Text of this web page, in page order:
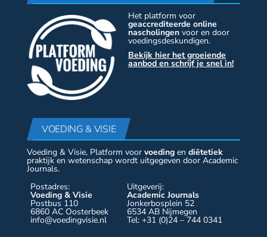
Het platform voor
geaccrediteerde online
nascholingen voor en door
voedingsdeskundigen.
Bekijk hier het groeiende
aanbod en schrijf je snel in!
VOEDING & VISIE
Voeding & Visie, Platform voor voeding en diëtetiek
praktijk en wetenschap wordt uitgegeven door Academic
Journals.
Postadres:
Voeding & Visie
Postbus 110
6860 AC Oosterbeek
info@voedingvisie.nl
Uitgeverij:
Academic Journals
Jonkerbosplein 52
6534 AB Nijmegen
Tel: +31 (0)24 – 744 0341